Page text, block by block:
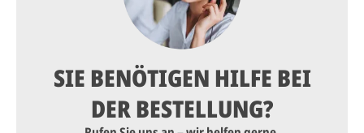
SIE BENÖTIGEN HILFE BEI
DER BESTELLUNG?